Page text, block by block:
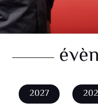
2027